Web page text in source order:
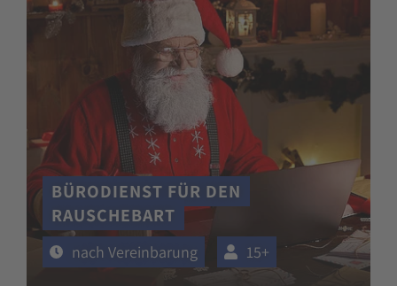
BÜRODIENST FÜR DEN
RAUSCHEBART
nach Vereinbarung 15+